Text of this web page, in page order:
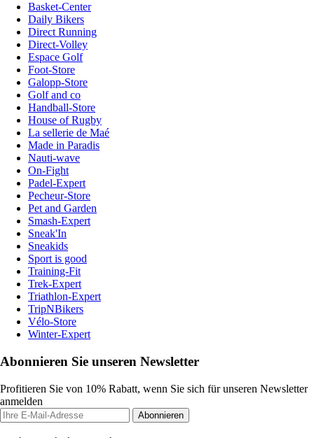
Basket-Center
Daily Bikers
Direct Running
Direct-Volley
Espace Golf
Foot-Store
Galopp-Store
Golf and co
Handball-Store
House of Rugby
La sellerie de Maé
Made in Paradis
Nauti-wave
On-Fight
Padel-Expert
Pecheur-Store
Pet and Garden
Smash-Expert
Sneak'In
Sneakids
Sport is good
Training-Fit
Trek-Expert
Triathlon-Expert
TripNBikers
Vélo-Store
Winter-Expert
Abonnieren Sie unseren Newsletter
Profitieren Sie von 10% Rabatt, wenn Sie sich für unseren Newsletter
anmelden
Abonnieren